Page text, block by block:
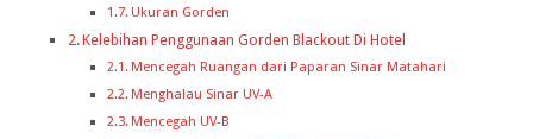
Ukuran Gorden
Kelebihan Penggunaan Gorden Blackout Di Hotel
Mencegah Ruangan dari Paparan Sinar Matahari
Menghalau Sinar UV-A
Mencegah UV-B